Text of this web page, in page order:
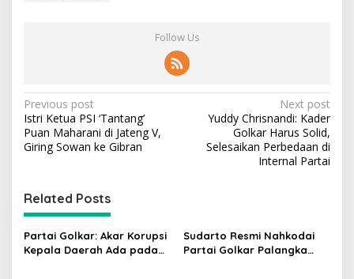
Follow Us
P
o
s
n
a
v
i
Previous post
Istri Ketua PSI ‘Tantang’
Puan Maharani di Jateng V,
Giring Sowan ke Gibran
Next post
Yuddy Chrisnandi: Kader
Golkar Harus Solid,
Selesaikan Perbedaan di
Internal Partai
Related Posts
Partai Golkar: Akar Korupsi
Kepala Daerah Ada pada
Sudarto Resmi Nahkodai
Partai Golkar Palangka